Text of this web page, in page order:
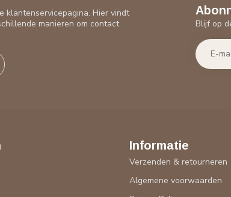
klantenservicepagina. Hier vindt
manieren om contact
Blijf op
Informatie
Verzenden & retourneren
Algemene voorwaarden